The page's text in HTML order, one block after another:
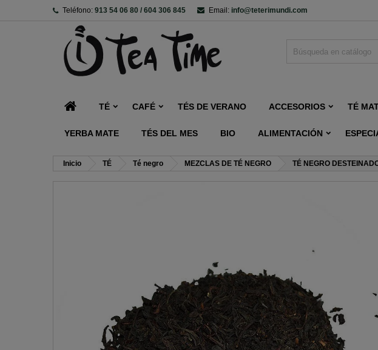
Teléfono: 913 54 06 80 / 604 306 845 Email: info@teterimundi.com
TÉ CAFÉ TÉS DE VERANO ACCESORIOS TÉ
YERBA MATE TÉS DEL MES BIO ALIMENTACIÓN
Inicio TÉ Té negro MEZCLAS DE TÉ NEGRO TÉ NEGRO